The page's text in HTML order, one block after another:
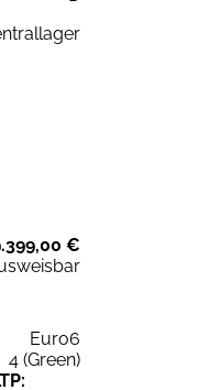
€
Euro6
4 (Green)